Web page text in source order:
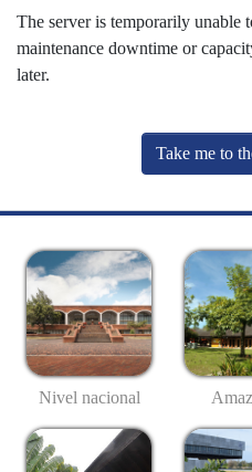
The server is temporarily unable
maintenance downtime or
later.
Take me to
Nivel nacional